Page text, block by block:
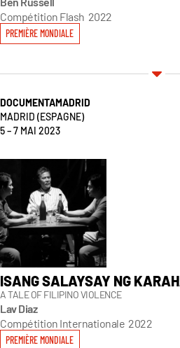
Compétition Flash 2022
PREMIÈRE MONDIALE
DOCUMENTAMADRID
MADRID (ESPAGNE)
5 – 7 MAI 2023
ISANG SALAYSAY NG
A TALE OF FILIPINO VIOLENCE
Lav Diaz
Compétition Internationale 2022
PREMIÈRE MONDIALE